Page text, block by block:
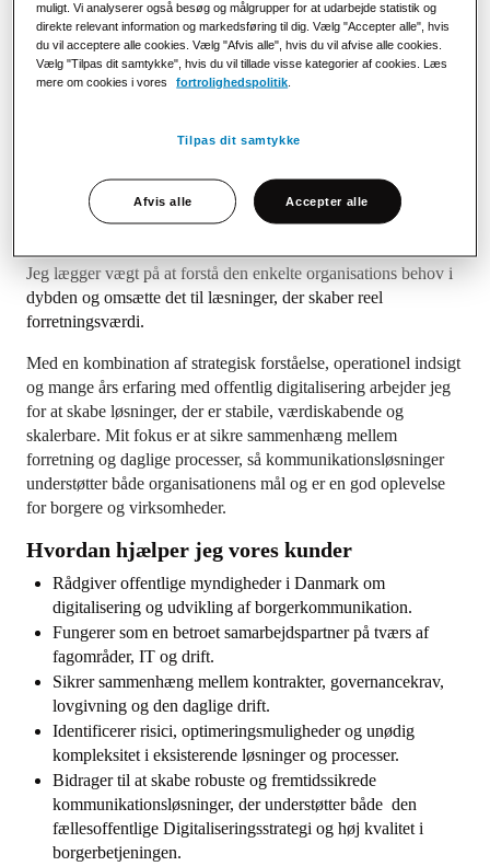
Dansk, Engelsk
Sociala medier
LinkedIn
Jeg hjælper danske myndigheder med at udvikle og styrke
deres borgerkommunikation, så den er effektiv og understøtter
Jeg lægger vægt på at forstå den enkelte organisations behov i
dybden og omsætte det til læsninger, der skaber reel
forretningsværdi.
Med en kombination af strategisk forståelse, operationel indsigt
og mange års erfaring med offentlig digitalisering arbejder jeg
for at skabe løsninger, der er stabile, værdiskabende og
skalerbare. Mit fokus er at sikre sammenhæng mellem
forretning og daglige processer, så kommunikationsløsninger
understøtter både organisationens mål og er en god oplevelse
for borgere og virksomheder.
Hvordan hjælper jeg vores kunder
Rådgiver offentlige myndigheder i Danmark om
digitalisering og udvikling af borgerkommunikation.
Fungerer som en betroet samarbejdspartner på tværs af
fagområder, IT og drift.
Sikrer sammenhæng mellem kontrakter, governancekrav,
lovgivning og den daglige drift.
Identificerer risici, optimeringsmuligheder og unødig
kompleksitet i eksisterende løsninger og processer.
Bidrager til at skabe robuste og fremtidssikrede
kommunikationsløsninger, der understøtter både den
fællesoffentlige Digitaliseringsstrategi og høj kvalitet i
borgerbetjeningen.
muligt. Vi analyserer også besøg og målgrupper for at udarbejde statistik og
direkte relevant information og markedsføring til dig. Vælg "Accepter alle", hvis
du vil acceptere alle cookies. Vælg "Afvis alle", hvis du vil afvise alle cookies.
Vælg "Tilpas dit samtykke", hvis du vil tillade visse kategorier af cookies. Læs
mere om cookies i vores
fortrolighedspolitik
Tilpas dit samtykke
Afvis alle Accepter alle